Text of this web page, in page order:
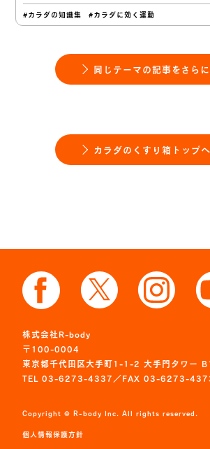
#カラダの知識集 #カラダに効く運動
同じテーマの記事をさら
カラダのくすり箱トップ
株式会社R-body
〒100-0004
東京都千代田区大手町1-1-2 大手門タワー
TEL 03-6273-4337／FAX 03-6273-
Copyright © R-body Inc. All rights reserved.
個人情報保護方針